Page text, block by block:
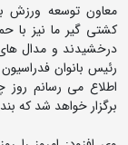
معاون توسعه ورزش
کشتی گیر ما نیز با
درخشیدند و مدال
رئیس بانوان
اطلاع می رسانم روز
برگزار خواهد شد که